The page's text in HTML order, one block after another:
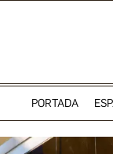
PORTADA